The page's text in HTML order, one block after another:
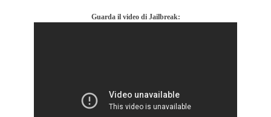
Guarda il video di Jailbreak: